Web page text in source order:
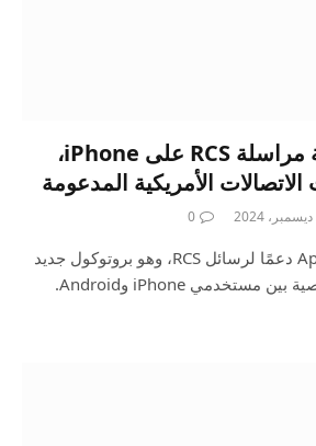
لقد توسعت خدمة مراسلة RCS على iPhone،
الأمريكية المدعومة
0
مع iOS 18، قدمت Apple دعمًا لرسائل RCS، وهو بروتوكول جديد
يعزز تجربة الرسائل النصية بين مستخدمي iPhone وAndroid.